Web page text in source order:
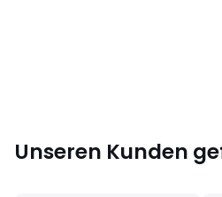
Unseren Kunden